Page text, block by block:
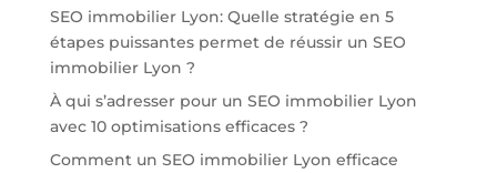
SEO immobilier Lyon: Quelle stratégie en 5
étapes puissantes permet de réussir un SEO
immobilier Lyon ?
À qui s’adresser pour un SEO immobilier Lyon
avec 10 optimisations efficaces ?
Comment un SEO immobilier Lyon efficace